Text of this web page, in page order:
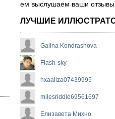
ем выс­лу­ша­ем ва­ши от­зы­вы
ЛУЧШИЕ
Galina Kondrashova
Flash-sky
hxaaliza07439995
milesriddle69561697
Елизавета Михно